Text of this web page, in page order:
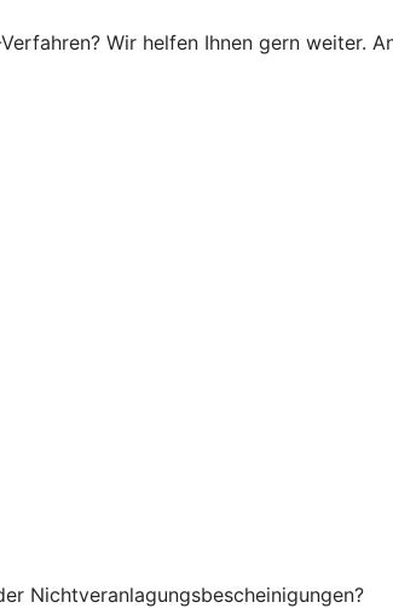
Wir helfen Ihnen gern weiter.
Nichtveranlagungsbescheinigungen?